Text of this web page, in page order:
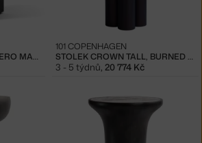
STOLEK PLINTH TALL, NERO MARQUINA STOLEK CROWN TALL, BURNED BLACK
101 COPENHAGEN
3 - 5 týdnů, 20 774 Kč